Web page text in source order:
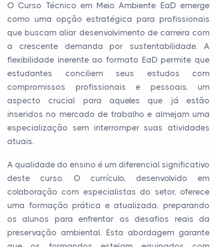
O Curso Técnico em Meio Ambiente EaD emerge
como uma opção estratégica para profissionais
que buscam aliar desenvolvimento de carreira com
a crescente demanda por sustentabilidade. A
flexibilidade inerente ao formato EaD permite que
estudantes conciliem seus estudos com
compromissos profissionais e pessoais, um
aspecto crucial para aqueles que já estão
inseridos no mercado de trabalho e almejam uma
especialização sem interromper suas atividades
atuais.
A qualidade do ensino é um diferencial significativo
deste curso. O currículo, desenvolvido em
colaboração com especialistas do setor, oferece
uma formação prática e atualizada, preparando
os alunos para enfrentar os desafios reais da
preservação ambiental. Esta abordagem garante